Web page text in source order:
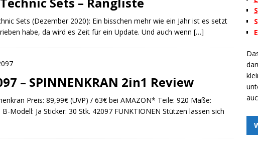
Sets (Dezember 2020): Ein bisschen mehr wie ein Jahr ist es setzt
habe, da wird es Zeit für ein Update. Und auch wenn […]
– SPINNENKRAN 2in1 Review
Preis: 89,99€ (UVP) / 63€ bei AMAZON* Teile: 920 Maße:
Modell: Ja Sticker: 30 Stk. 42097 FUNKTIONEN Stützen lassen sich